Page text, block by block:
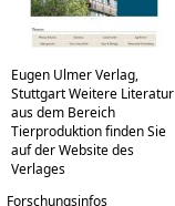
Eugen Ulmer Verlag,
Stuttgart Weitere Literatur
aus dem Bereich
Tierproduktion finden Sie
auf der Website des
Verlages
Forschungsinfos